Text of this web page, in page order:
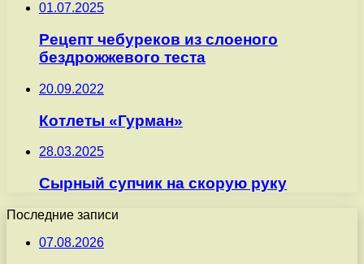
01.07.2025
Рецепт чебуреков из слоеного
бездрожжевого теста
20.09.2022
Котлеты «Гурман»
28.03.2025
Сырный супчик на скорую руку
Последние записи
07.08.2026